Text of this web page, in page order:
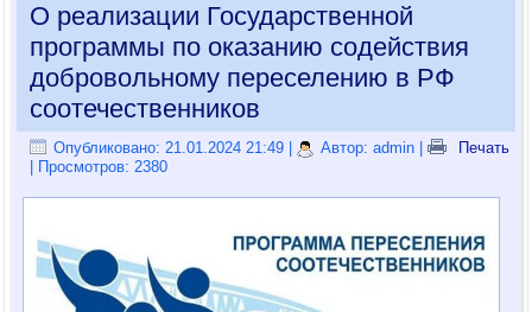
О реализации Государственной
программы по оказанию содействия
добровольному переселению в РФ
соотечественников
Опубликовано: 21.01.2024 21:49 Автор: admin |
Печать
| Просмотров: 2380